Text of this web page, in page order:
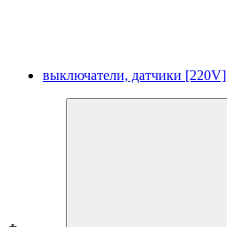
выключатели, датчики [220V]